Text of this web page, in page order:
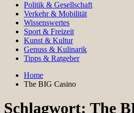
Politik & Gesellschaft
Verkehr & Mobilität
Wissenswertes
Sport & Freizeit
Kunst & Kultur
Genuss & Kulinarik
Tipps & Ratgeber
Home
The BIG Casino
Schlagwort: The